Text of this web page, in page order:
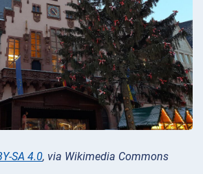
SA 4.0, via Wikimedia Commons